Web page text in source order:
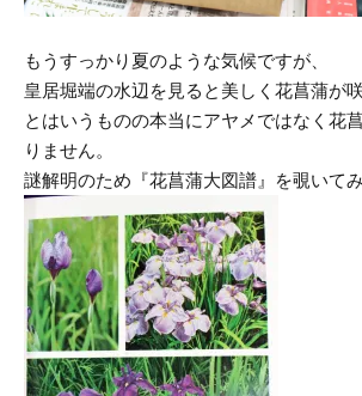
もうすっかり夏のような気候ですが、
皇居堀端の水辺を見ると美しく花菖蒲が
とはいうものの本当にアヤメではなく花
りません。
謎解明のため『花菖蒲大図譜』を覗いて